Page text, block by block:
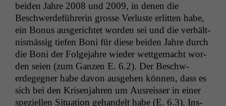
bei­den Jahre 2008 und 2009, in denen die
Beschw­erde­führerin grosse Ver­luste erlit­ten habe,
ein Bonus aus­gerichtet wor­den sei und die ver­hält­
nis­mäs­sig tiefen Boni für diese bei­den Jahre durch
die Boni der Fol­ge­jahre wieder wettgemacht wor­
den seien (zum Ganzen E. 6.2). Der Beschw­
erdegeg­n­er habe davon aus­ge­hen kön­nen, dass es
sich bei den Krisen­jahren um Aus­reiss­er in ein­er
speziellen Sit­u­a­tion gehan­delt habe (E. 6.3). Ins­
Notwendige
Cookies
Diese